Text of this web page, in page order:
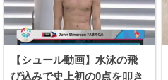
【シュール動画】水泳の飛
び込みで史上初の0点を叩き